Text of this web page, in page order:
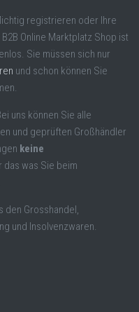
registrieren oder Ihre
Online Marktplatz Shop ist
Sie müssen sich nur
und schon können Sie
uns können Sie alle
und geprüften Großhändler
keine
das was Sie beim
den Grosshandel,
und Insolvenzwaren.